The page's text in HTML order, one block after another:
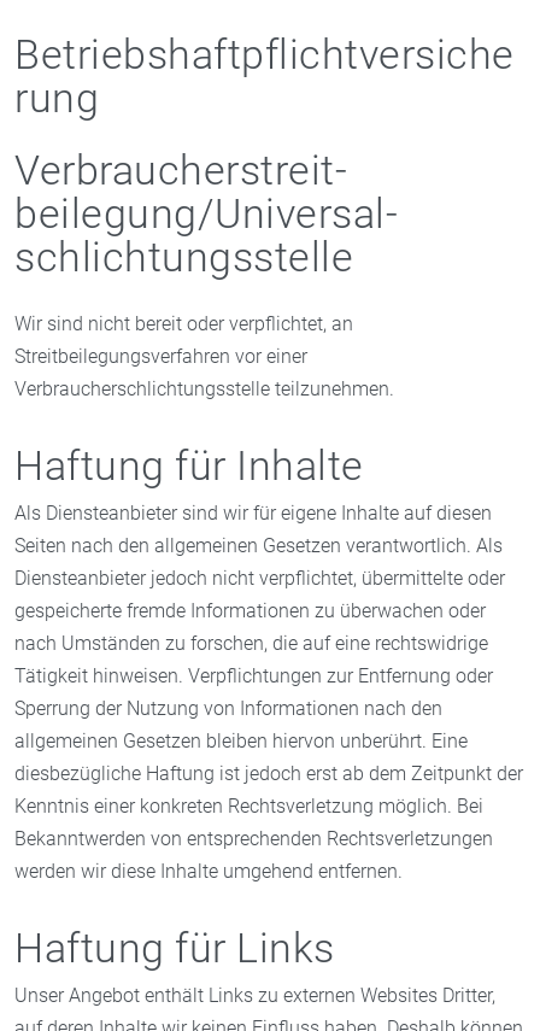
Betriebshaftpflichtversiche
rung
Verbraucher­streit­
beilegung/Universal­
schlichtungs­stelle
Wir sind nicht bereit oder verpflichtet, an
Streitbeilegungsverfahren vor einer
Verbraucherschlichtungsstelle teilzunehmen.
Haftung für Inhalte
Als Diensteanbieter sind wir für eigene Inhalte auf diesen
Seiten nach den allgemeinen Gesetzen verantwortlich. Als
Diensteanbieter jedoch nicht verpflichtet, übermittelte oder
gespeicherte fremde Informationen zu überwachen oder
nach Umständen zu forschen, die auf eine rechtswidrige
Tätigkeit hinweisen. Verpflichtungen zur Entfernung oder
Sperrung der Nutzung von Informationen nach den
allgemeinen Gesetzen bleiben hiervon unberührt. Eine
diesbezügliche Haftung ist jedoch erst ab dem Zeitpunkt der
Kenntnis einer konkreten Rechtsverletzung möglich. Bei
Bekanntwerden von entsprechenden Rechtsverletzungen
werden wir diese Inhalte umgehend entfernen.
Haftung für Links
Unser Angebot enthält Links zu externen Websites Dritter,